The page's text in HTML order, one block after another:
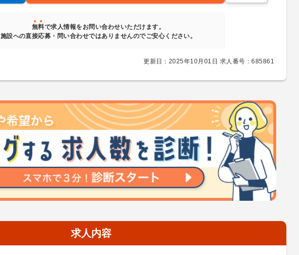
無料で求人情報をお問い合わせいただけます。
施設への直接応募・問い合わせではありませんのでご安心ください。
更新日：2025年10月01日 求人番号：685861
求人内容